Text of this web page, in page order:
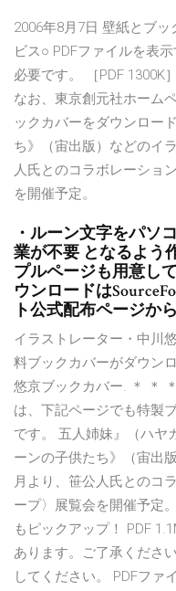
2006年8月7日 壁紙とブ
ビス○ PDFファイルを表
必要です。 ［PDF 1300K
なお、東京創元社ホーム
ックカバーをダウンロー
ち》（宙出版）などのイ
人氏とのコラボレーショ
を開催予定。
・ルーン文字をパソ
業が不要 となるよう
プルページも用意し
ウンロードは
ト公式配布ページか
イラストレーター・中川
料ブックカバーがダウン
悠京ブックカバー. ＊ ＊
は、下記ページでも特製
です。 五人姉妹』（ハヤ
ーンの子供たち》（宙出
月より、笹公人氏とのコ
ープ〉展覧会を開催予定
もピックアップ！ PDF
あります。ご了承くださ
してください。 PDFファ